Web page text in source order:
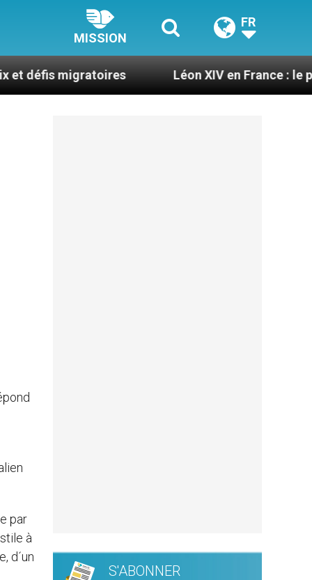
MISSION
FR
Léon XIV en France : le programme
par
à
d´un
S'ABONNER